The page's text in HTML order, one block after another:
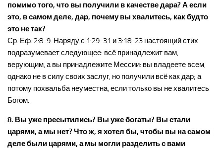
помимо того, что вы получили в качестве дара? А если
это, в самом деле, дар, почему вы хвалитесь, как будто
это не так?
Ср. Еф. 2:8-9. Наряду с 1:29-31 и 3:18-23 настоящий стих
подразумевает следующее: всё принадлежит вам,
верующим, а вы принадлежите Мессии: вы владеете всем,
однако не в силу своих заслуг, но получили всё как дар; а
потому похвальба неуместна, если только вы не хвалитесь
Богом.
8. Вы уже пресытились? Вы уже богаты? Вы стали
царями, а мы нет? Что ж, я хотел бы, чтобы вы на самом
деле были царями, а мы могли разделить с вами